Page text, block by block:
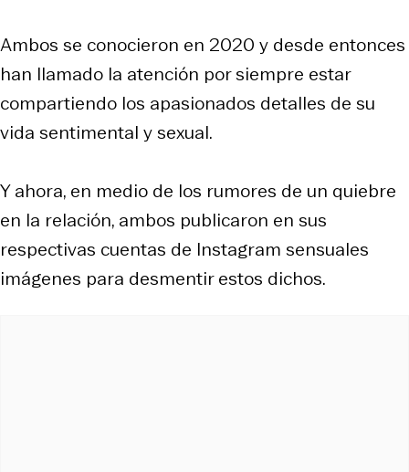
Ambos se conocieron en 2020 y desde entonces
han llamado la atención por siempre estar
compartiendo los apasionados detalles de su
vida sentimental y sexual.
Y ahora, en medio de los rumores de un quiebre
en la relación, ambos publicaron en sus
respectivas cuentas de Instagram sensuales
imágenes para desmentir estos dichos.